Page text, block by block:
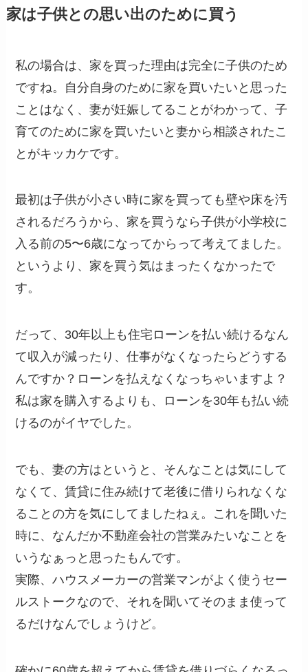
家は子供との思い出のために買う
私の場合は、家を買った理由は完全に子供のため
ですね。自分自身のために家を買いたいと思った
ことはなく、妻が妊娠してることがわかって、子
育てのために家を買いたいと妻から相談されたこ
とがキッカケです。
最初は子供が小さい時に家を買っても壁や床を汚
されるだろうから、家を買うなら子供が小学校に
入る前の5〜6歳になってからって考えてました。
というより、家を買う気はまったくなかったで
す。
だって、30年以上も住宅ローンを払い続けるなん
て収入が減ったり、仕事がなくなったらどうする
んですか？ローンを払えなくなっちゃいますよ？
私は家を購入するよりも、ローンを30年も払い続
けるのがイヤでした。
でも、妻の方はというと、そんなことは気にして
なくて、賃貸に住み続けて老後に借りられなくな
ることの方を気にしてましたねぇ。これを聞いた
時に、なんだか不動産会社の営業みたいなことを
いうなぁっと思ったもんです。
実際、ハウスメーカーの営業マンがよく使うセー
ルストークなので、それを聞いてそのまま使って
るだけなんでしょうけど。